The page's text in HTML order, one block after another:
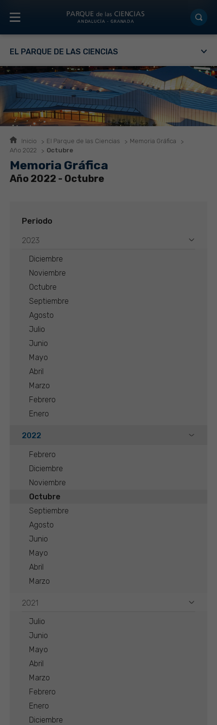
EL PARQUE DE LAS CIENCIAS
Inicio El Parque de las Ciencias
Memoria Gráfica
Año 2022
Octubre
Memoria Gráfica
Año 2022 - Octubre
Periodo
2023
Diciembre
Noviembre
Octubre
Septiembre
Agosto
Julio
Junio
Mayo
Abril
Marzo
Febrero
Enero
2022
Febrero
Diciembre
Noviembre
Octubre
Septiembre
Agosto
Junio
Mayo
Abril
Marzo
2021
Julio
Junio
Mayo
Abril
Marzo
Febrero
Enero
Diciembre